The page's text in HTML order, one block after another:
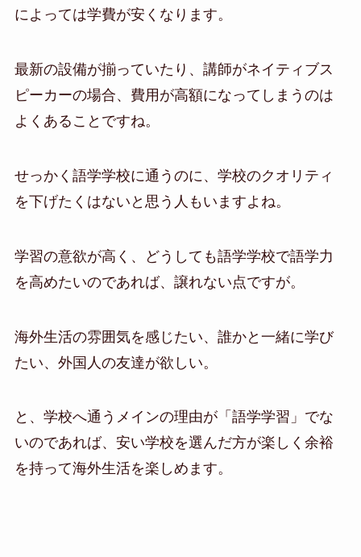
によっては学費が安くなります。
最新の設備が揃っていたり、講師がネイティブス
ピーカーの場合、費用が高額になってしまうのは
よくあることですね。
せっかく語学学校に通うのに、学校のクオリティ
を下げたくはないと思う人もいますよね。
学習の意欲が高く、どうしても語学学校で語学力
を高めたいのであれば、譲れない点ですが。
海外生活の雰囲気を感じたい、誰かと一緒に学び
たい、外国人の友達が欲しい。
と、学校へ通うメインの理由が「語学学習」でな
いのであれば、安い学校を選んだ方が楽しく余裕
を持って海外生活を楽しめます。